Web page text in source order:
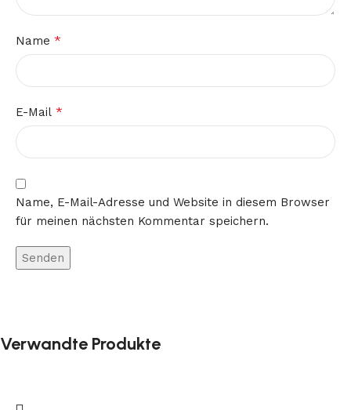
Name *
E-Mail *
Name, E-Mail-Adresse und Website in diesem Browser
für meinen nächsten Kommentar speichern.
Verwandte Produkte